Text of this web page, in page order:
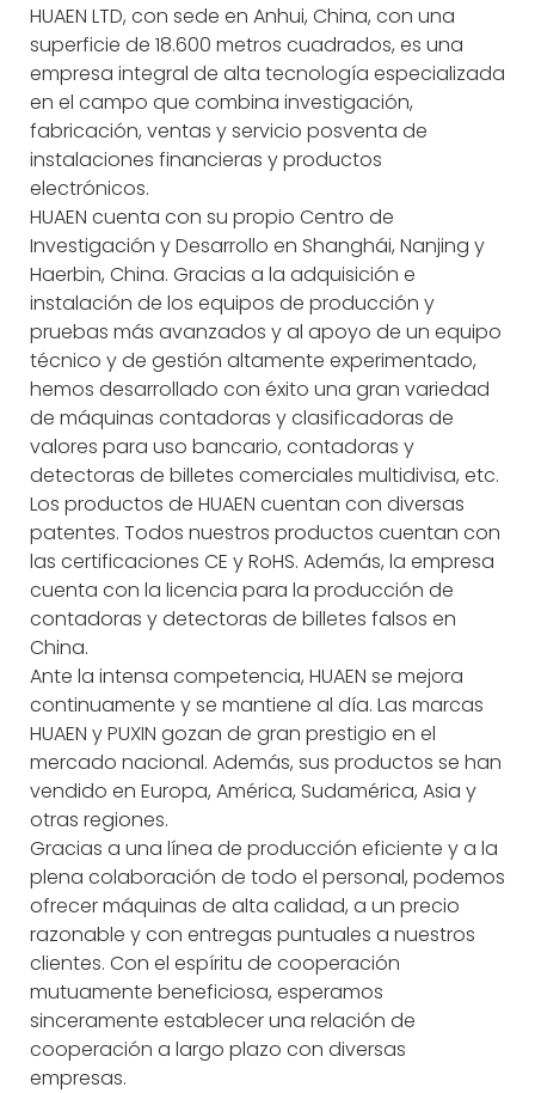
HUAEN LTD, con sede en Anhui, China, con una
superficie de 18.600 metros cuadrados, es una
empresa integral de alta tecnología especializada
en el campo que combina investigación,
fabricación, ventas y servicio posventa de
instalaciones financieras y productos
electrónicos.
HUAEN cuenta con su propio Centro de
Investigación y Desarrollo en Shanghái, Nanjing y
Haerbin, China. Gracias a la adquisición e
instalación de los equipos de producción y
pruebas más avanzados y al apoyo de un equipo
técnico y de gestión altamente experimentado,
hemos desarrollado con éxito una gran variedad
de máquinas contadoras y clasificadoras de
valores para uso bancario, contadoras y
detectoras de billetes comerciales multidivisa, etc.
Los productos de HUAEN cuentan con diversas
patentes. Todos nuestros productos cuentan con
las certificaciones CE y RoHS. Además, la empresa
cuenta con la licencia para la producción de
contadoras y detectoras de billetes falsos en
China.
Ante la intensa competencia, HUAEN se mejora
continuamente y se mantiene al día. Las marcas
HUAEN y PUXIN gozan de gran prestigio en el
mercado nacional. Además, sus productos se han
vendido en Europa, América, Sudamérica, Asia y
otras regiones.
Gracias a una línea de producción eficiente y a la
plena colaboración de todo el personal, podemos
ofrecer máquinas de alta calidad, a un precio
razonable y con entregas puntuales a nuestros
clientes. Con el espíritu de cooperación
mutuamente beneficiosa, esperamos
sinceramente establecer una relación de
cooperación a largo plazo con diversas
empresas.